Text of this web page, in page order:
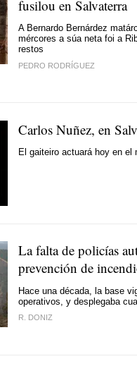
fusilou en Salvaterra
A Bernardo Bernárdez
mércores a súa neta foi a
restos
PEDRO RODRÍGUEZ
Carlos Nuñez, en
El gaiteiro actuará hoy en el
La falta de policías
prevención de
Hace una década, la base
operativos, y desplegaba
R. DONIZ